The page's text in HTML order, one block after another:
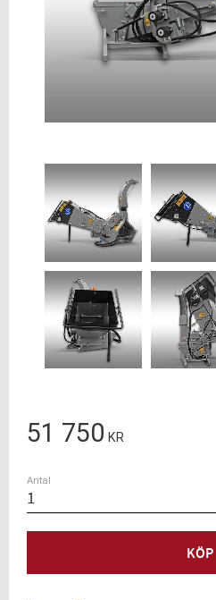
51 750 KR
Antal
KÖP